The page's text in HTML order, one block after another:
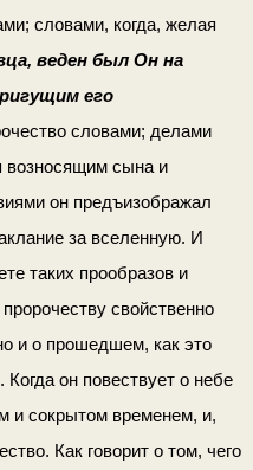
словами, когда, желая
веден был Он на
его
словами; делами
возносящим сына и
он предъизобра­жал
за вселенную. И
таких прообразов и
свойственно
и о прошедшем, как это
он повествует о небе
и сокрытом временем, и,
Как говорит о том, чего